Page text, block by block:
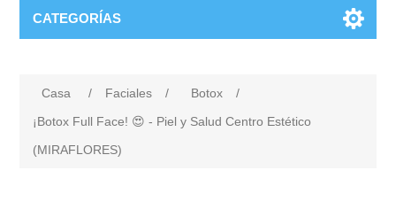
CATEGORÍAS
Casa / Faciales / Botox
/
¡Botox Full Face! 😍 - Piel y Salud Centro Estético
(MIRAFLORES)